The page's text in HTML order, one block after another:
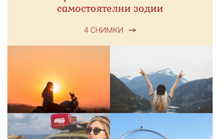
самостоятелни зодии
4 СНИМКИ